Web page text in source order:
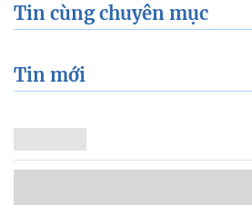
Tin cùng chuyên mục
Tin mới